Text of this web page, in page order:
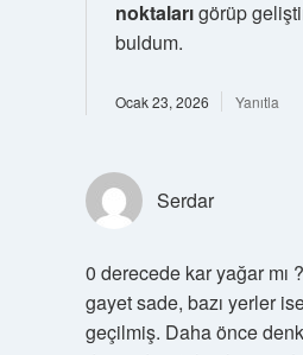
noktalarıgörüp
buldum.
Ocak 23, 2026 Yanıtla
Serdar
0 derecede kar yağar mı
gayet sade, bazı yerler
geçilmiş. Daha önce